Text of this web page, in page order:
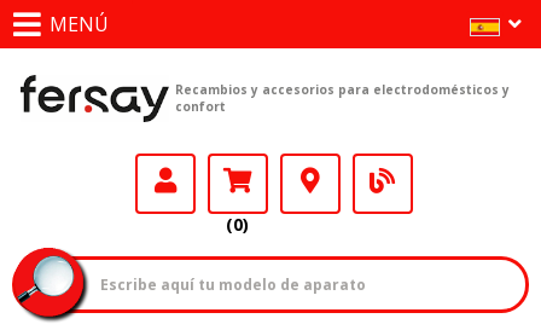
MENÚ
Recambios y accesorios para electrodomésticos y
confort
(0)